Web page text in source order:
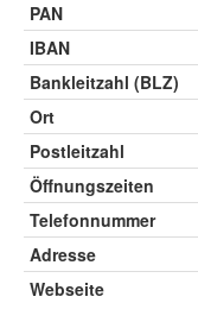
PAN
IBAN
Bankleitzahl (BLZ)
Ort
Postleitzahl
Öffnungszeiten
Telefonnummer
Adresse
Webseite